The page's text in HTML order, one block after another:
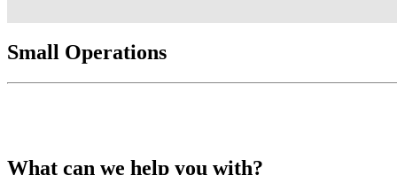
Small Operations
What can we help you with?